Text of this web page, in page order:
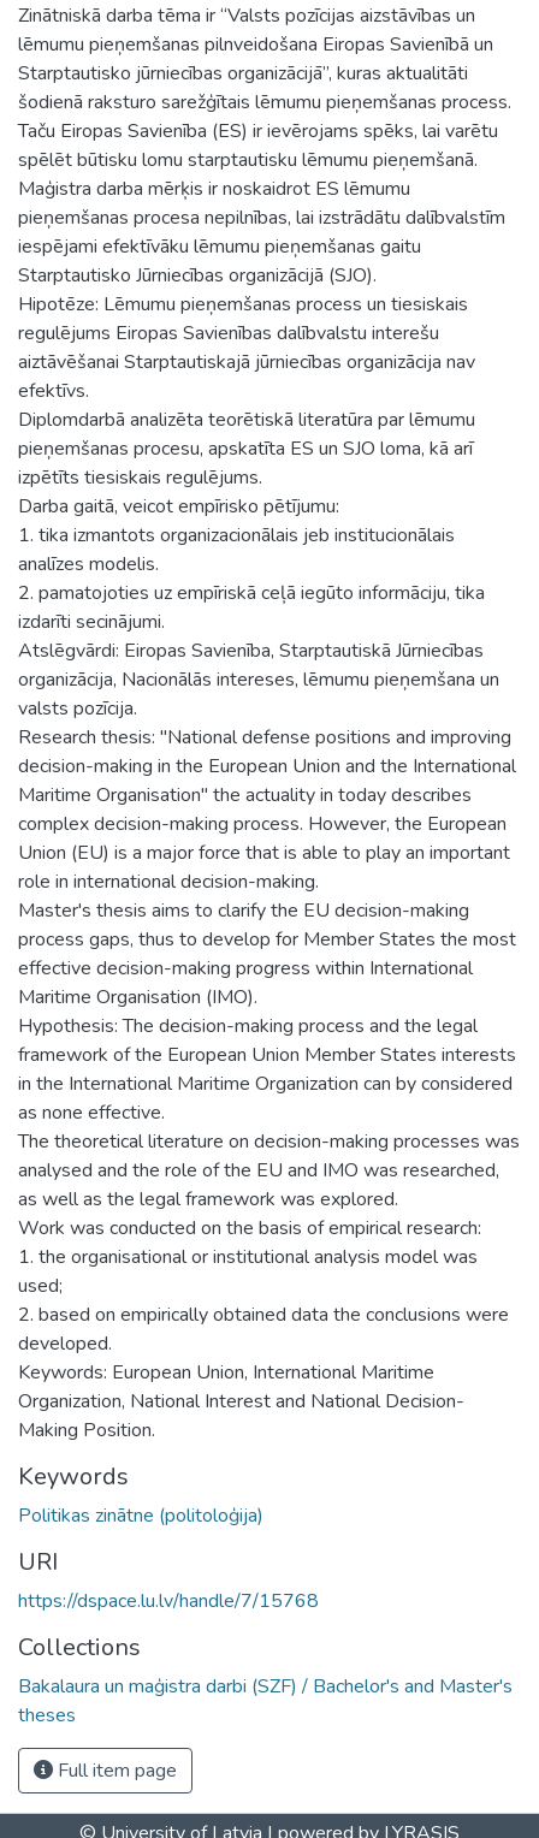
Zinātniskā darba tēma ir “Valsts pozīcijas aizstāvības un
lēmumu pieņemšanas pilnveidošana Eiropas Savienībā un
Starptautisko jūrniecības organizācijā”, kuras aktualitāti
šodienā raksturo sarežģītais lēmumu pieņemšanas process.
Taču Eiropas Savienība (ES) ir ievērojams spēks, lai varētu
spēlēt būtisku lomu starptautisku lēmumu pieņemšanā.
Maģistra darba mērķis ir noskaidrot ES lēmumu
pieņemšanas procesa nepilnības, lai izstrādātu dalībvalstīm
iespējami efektīvāku lēmumu pieņemšanas gaitu
Starptautisko Jūrniecības organizācijā (SJO).
Hipotēze: Lēmumu pieņemšanas process un tiesiskais
regulējums Eiropas Savienības dalībvalstu interešu
aiztāvēšanai Starptautiskajā jūrniecības organizācija nav
efektīvs.
Diplomdarbā analizēta teorētiskā literatūra par lēmumu
pieņemšanas procesu, apskatīta ES un SJO loma, kā arī
izpētīts tiesiskais regulējums.
Darba gaitā, veicot empīrisko pētījumu:
1. tika izmantots organizacionālais jeb institucionālais
analīzes modelis.
2. pamatojoties uz empīriskā ceļā iegūto informāciju, tika
izdarīti secinājumi.
Atslēgvārdi: Eiropas Savienība, Starptautiskā Jūrniecības
organizācija, Nacionālās intereses, lēmumu pieņemšana un
valsts pozīcija.
Research thesis: "National defense positions and improving
decision-making in the European Union and the International
Maritime Organisation" the actuality in today describes
complex decision-making process. However, the European
Union (EU) is a major force that is able to play an important
role in international decision-making.
Master's thesis aims to clarify the EU decision-making
process gaps, thus to develop for Member States the most
effective decision-making progress within International
Maritime Organisation (IMO).
Hypothesis: The decision-making process and the legal
framework of the European Union Member States interests
in the International Maritime Organization can by considered
as none effective.
The theoretical literature on decision-making processes was
analysed and the role of the EU and IMO was researched,
as well as the legal framework was explored.
Work was conducted on the basis of empirical research:
1. the organisational or institutional analysis model was
used;
2. based on empirically obtained data the conclusions were
developed.
Keywords: European Union, International Maritime
Organization, National Interest and National Decision-
Making Position.
Keywords
Politikas zinātne (politoloģija)
URI
https://dspace.lu.lv/handle/7/15768
Collections
Bakalaura un maģistra darbi (SZF) / Bachelor's and Master's
theses
Full item page